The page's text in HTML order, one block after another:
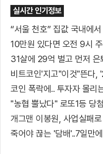
실시간 인기정보
“서울 천호” 집값 국내에
10만원 있다면 오전 9시
31살에 29억 벌고 먼저 은
비트코인'지고"이것"뜬다,
"농협 뿔났다" 로또1등 당
개그맨 이봉원, 사업실패
죽어야 끊는 '담배'..7일만